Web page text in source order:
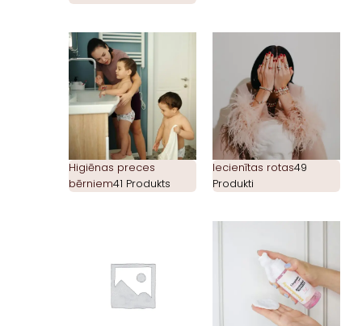
Higiēnas preces
bērniem41 Produkts
Iecienītas rotas49
Produkti